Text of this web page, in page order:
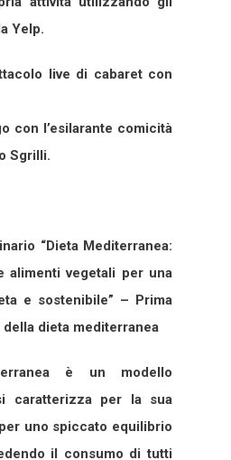
Yelp.
live di cabaret con
con l’esilarante comicità
Sgrilli.
“Dieta Mediterranea:
alimenti vegetali per una
e sostenibile” – Prima
dieta mediterranea
è un modello
caratterizza per la sua
uno spiccato equilibrio
il consumo di tutti